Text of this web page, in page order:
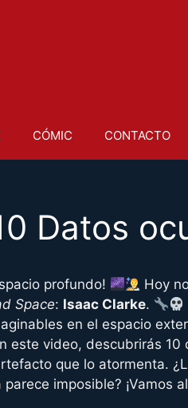
CÓMIC CONTACTO
Datos
profundo!
Hoy
Space: Isaac Clarke.
en el espacio
este video, descubrirás
que lo atormenta.
imposible? ¡Vamos